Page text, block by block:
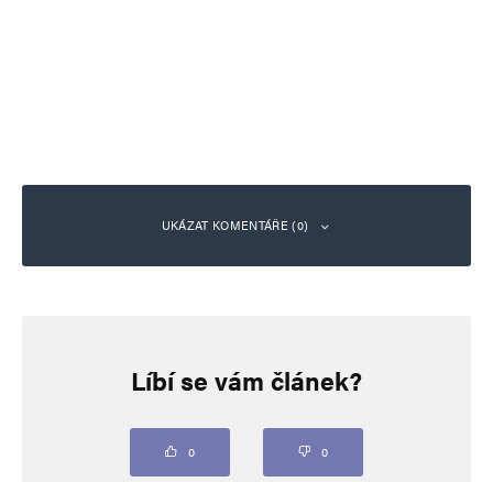
UKÁZAT KOMENTÁŘE (0)
Vaše e-mailová adresa nebude zveřejněna. Vyžadované informace jsou
Líbí se vám článek?
0 0